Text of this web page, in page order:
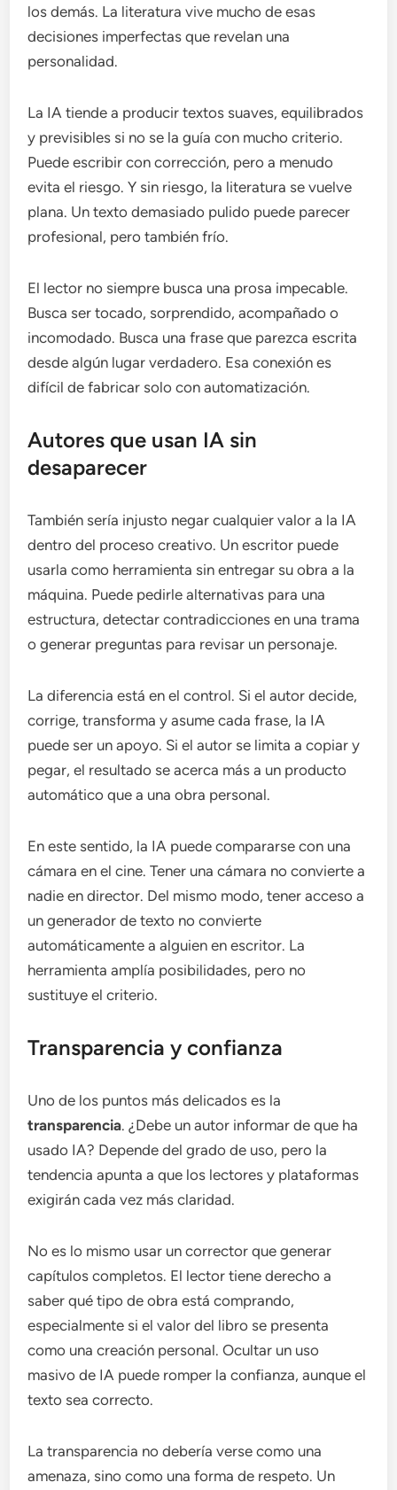
los demás. La literatura vive mucho de esas
decisiones imperfectas que revelan una
personalidad.
La IA tiende a producir textos suaves, equilibrados
y previsibles si no se la guía con mucho criterio.
Puede escribir con corrección, pero a menudo
evita el riesgo. Y sin riesgo, la literatura se vuelve
plana. Un texto demasiado pulido puede parecer
profesional, pero también frío.
El lector no siempre busca una prosa impecable.
Busca ser tocado, sorprendido, acompañado o
incomodado. Busca una frase que parezca escrita
desde algún lugar verdadero. Esa conexión es
difícil de fabricar solo con automatización.
Autores que usan IA sin
desaparecer
También sería injusto negar cualquier valor a la IA
dentro del proceso creativo. Un escritor puede
usarla como herramienta sin entregar su obra a la
máquina. Puede pedirle alternativas para una
estructura, detectar contradicciones en una trama
o generar preguntas para revisar un personaje.
La diferencia está en el control. Si el autor decide,
corrige, transforma y asume cada frase, la IA
puede ser un apoyo. Si el autor se limita a copiar y
pegar, el resultado se acerca más a un producto
automático que a una obra personal.
En este sentido, la IA puede compararse con una
cámara en el cine. Tener una cámara no convierte a
nadie en director. Del mismo modo, tener acceso a
un generador de texto no convierte
automáticamente a alguien en escritor. La
herramienta amplía posibilidades, pero no
sustituye el criterio.
Transparencia y confianza
Uno de los puntos más delicados es la
transparencia. ¿Debe un autor informar de que ha
usado IA? Depende del grado de uso, pero la
tendencia apunta a que los lectores y plataformas
exigirán cada vez más claridad.
No es lo mismo usar un corrector que generar
capítulos completos. El lector tiene derecho a
saber qué tipo de obra está comprando,
especialmente si el valor del libro se presenta
como una creación personal. Ocultar un uso
masivo de IA puede romper la confianza, aunque el
texto sea correcto.
La transparencia no debería verse como una
amenaza, sino como una forma de respeto. Un